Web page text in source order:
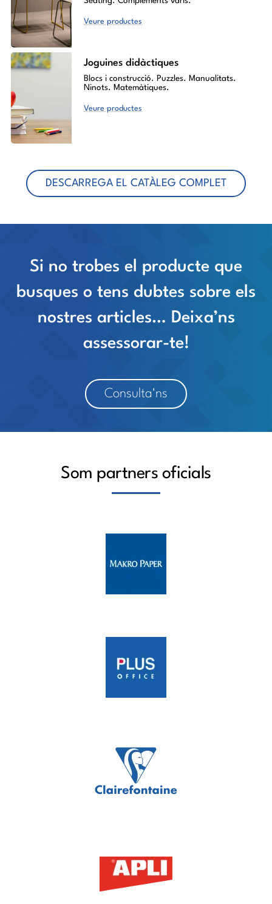
Veure productes
Joguines didàctiques
Blocs i construcció. Puzzles. Manualitats.
Ninots. Matemàtiques.
Veure productes
DESCARREGA EL CATÀLEG COMPLET
Si no trobes el producte que
busques o tens dubtes sobre els
nostres articles… Deixa’ns
assessorar-te!
Consulta'ns
Som partners oficials